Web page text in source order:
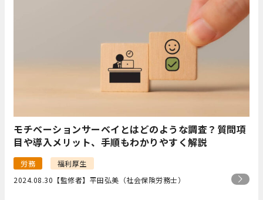
モチベーションサーベイとはどのような調査？質問項
目や導入メリット、手順もわかりやすく解説
労務
福利厚生
2024.08.30 【監修者】平田弘美（社会保険労務士）